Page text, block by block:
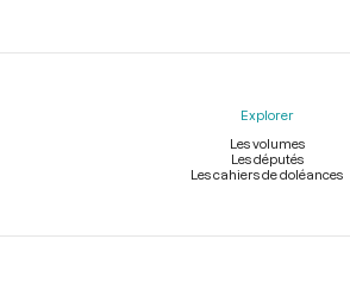
Explorer
Les volumes
Les députés
Les cahiers de doléances